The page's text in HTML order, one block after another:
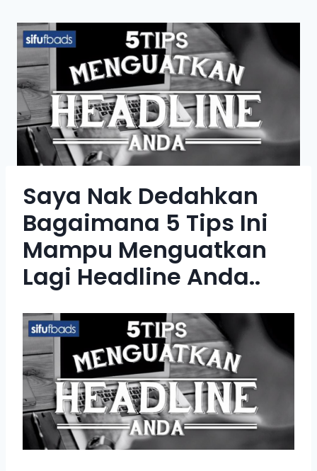
Saya Nak Dedahkan
Bagaimana 5 Tips Ini
Mampu Menguatkan
Lagi Headline Anda..